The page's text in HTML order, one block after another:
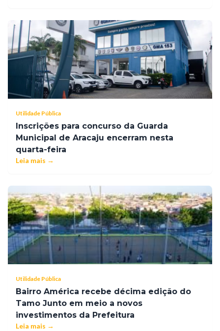
Utilidade Pública
Inscrições para concurso da Guarda
Municipal de Aracaju encerram nesta
quarta-feira
Leia mais →
Utilidade Pública
Bairro América recebe décima edição do
Tamo Junto em meio a novos
investimentos da Prefeitura
Leia mais →